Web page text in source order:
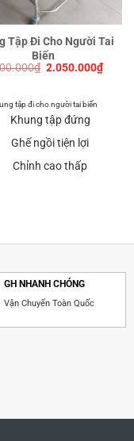
Tập Đi Cho Người Tai
Biến
₫ Giá
2.500.000₫.
2.050.000₫Giá
hiện
tập đi cho người tai biến
Khung tập đứng
Ghế ngồi tiện lợi
Chỉnh cao thấp
GH NHANH CHÓNG
Vận Chuyển Toàn Quốc